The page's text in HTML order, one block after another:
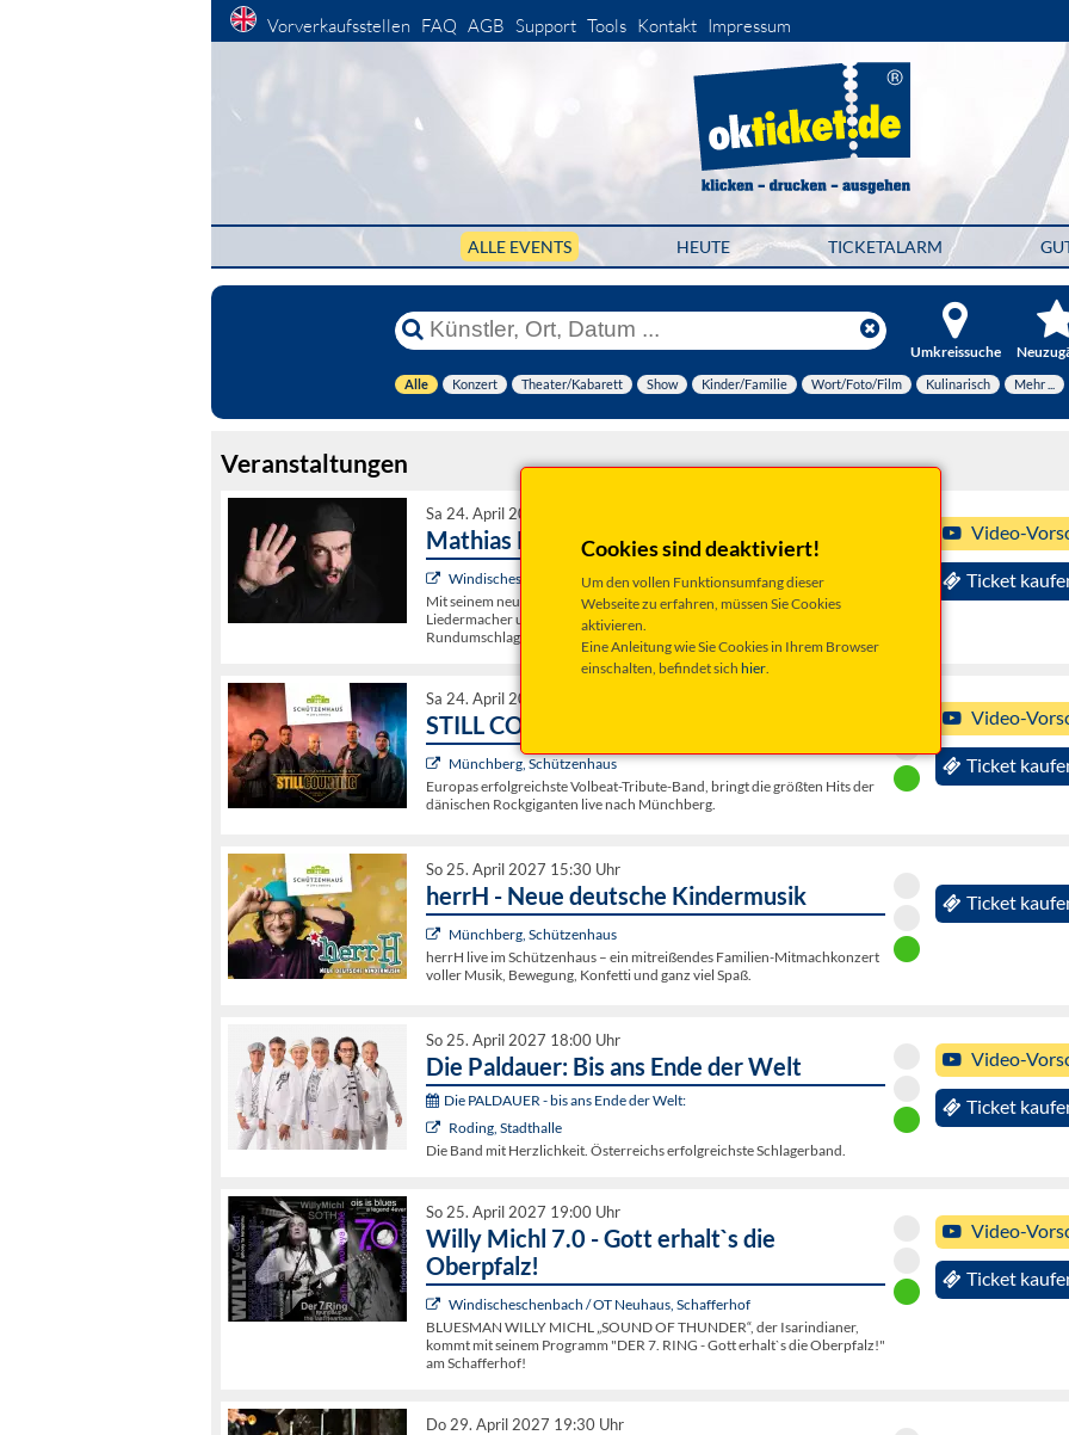
Vorverkaufsstellen FAQ AGB Support Tools Kontakt Impressum
ALLE EVENTS HEUTE TICKETALARM
Umkreissuche
Alle Konzert Theater/Kabarett Show Kinder/Familie Wort/Foto/Film Kulinarisch Mehr ...
Cookies sind deaktiviert!
Um den vollen Funktionsumfang dieser
Webseite zu erfahren, müssen Sie Cookies
aktivieren.
Eine Anleitung wie Sie Cookies in Ihrem Browser
einschalten, befindet sich hier.
Veranstaltungen
Sa 24. April 2027 20:00 Uhr
Mathias Kellner: Schnappschuss!
Windischeschenbach / OT Neuhaus, Schafferhof
Mit seinem neuen Programm „Schnappschuss!“ holt der bayrische
Liedermacher und Kabarettist Mathias Kellner zu einem kreativen
Rundumschlag aus.
Video-
Ticket
Sa 24. April 2027 20:00 Uhr
STILL COUNTING - Volbeat Tribute Show
Münchberg, Schützenhaus
Europas erfolgreichste Volbeat-Tribute-Band, bringt die größten Hits der
dänischen Rockgiganten live nach Münchberg.
Video-
Ticket
So 25. April 2027 15:30 Uhr
herrH - Neue deutsche Kindermusik
Münchberg, Schützenhaus
herrH live im Schützenhaus – ein mitreißendes Familien-Mitmachkonzert
voller Musik, Bewegung, Konfetti und ganz viel Spaß.
Ticket
So 25. April 2027 18:00 Uhr
Die Paldauer: Bis ans Ende der Welt
Die PALDAUER - bis ans Ende der Welt:
Roding, Stadthalle
Die Band mit Herzlichkeit. Österreichs erfolgreichste Schlagerband.
Video-
Ticket
So 25. April 2027 19:00 Uhr
Willy Michl 7.0 - Gott erhalt`s die
Oberpfalz!
Windischeschenbach / OT Neuhaus, Schafferhof
BLUESMAN WILLY MICHL „SOUND OF THUNDER“, der Isarindianer,
kommt mit seinem Programm "DER 7. RING - Gott erhalt`s die Oberpfalz!"
am Schafferhof!
Video-
Ticket
Do 29. April 2027 19:30 Uhr